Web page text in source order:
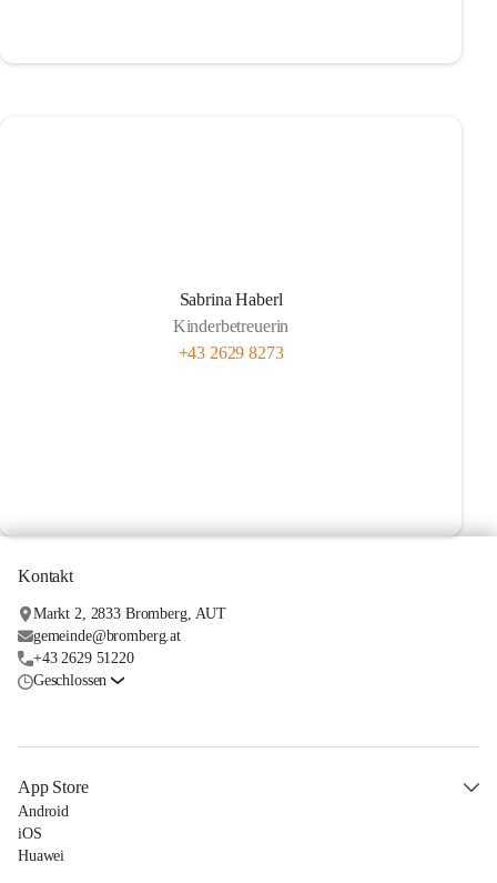
Sabrina Haberl
Kinderbetreuerin
+43 2629 8273
Kontakt
Markt 2, 2833 Bromberg, AUT
gemeinde@bromberg.at
+43 2629 51220
Geschlossen
App Store
Android
iOS
Huawei